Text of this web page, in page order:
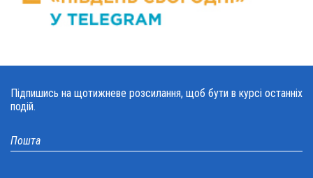
Підпишись на щотижневе розсилання, щоб бути в курсі останніх
подій.